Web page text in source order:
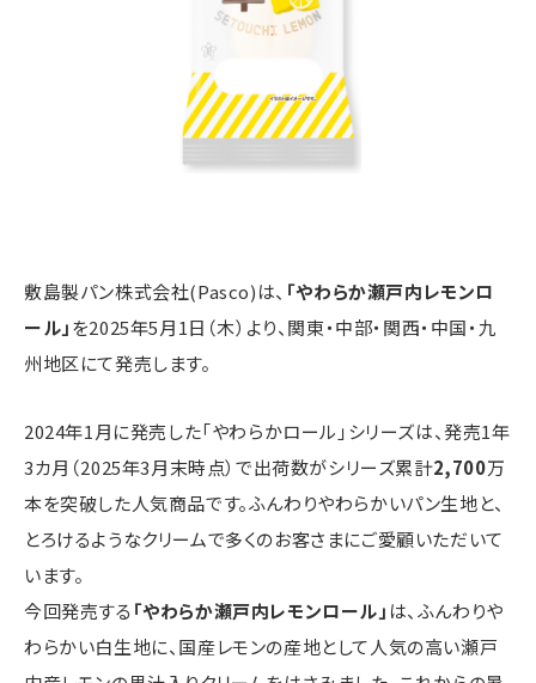
敷島製パン株式会社(Pasco)は、 「やわらか瀬戸内レモンロ
ール」を2025年5月1日（木）より、関東・中部・関西・中国・九
州地区にて発売します。
2024年1月に発売した「やわらかロール」シリーズは、発売1年
3カ月（2025年3月末時点）で出荷数がシリーズ累計2,700万
本を突破した人気商品です。ふんわりやわらかいパン生地と、
とろけるようなクリームで多くのお客さまにご愛顧いただいて
います。
今回発売する 「やわらか瀬戸内レモンロール」 は、ふんわりや
わらかい白生地に、国産レモンの産地として人気の高い瀬戸